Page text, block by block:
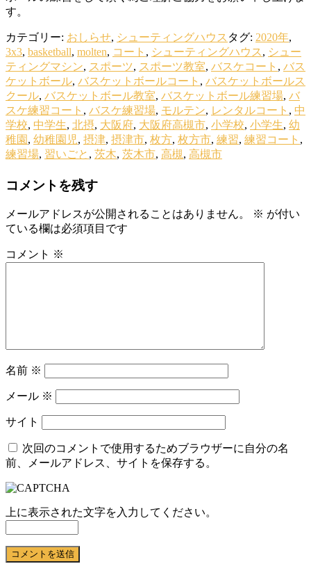
す。
カテゴリー: おしらせ, シューティングハウス タグ: 2020年,
3x3, basketball, molten, コート , シューティングハウス , シュー
ティングマシン, スポーツ, スポーツ教室, バスケコート , バス
ケットボール, バスケットボールコート , バスケットボールス
クール, バスケットボール教室, バスケットボール練習場, バ
スケ練習コート , バスケ練習場, モルテン, レンタルコート , 中
学校, 中学生, 北摂, 大阪府, 大阪府高槻市, 小学校, 小学生, 幼
稚園 , 幼稚園児, 摂津, 摂津市, 枚方, 枚方市, 練習, 練習コート ,
練習場, 習いごと , 茨木, 茨木市, 高槻, 高槻市
コメントを残す
メールアドレスが公開されることはありません。 ※ が付い
ている欄は必須項目です
コメント ※
名前 ※
メール ※
サイト
次回のコメントで使用するためブラウザーに自分の名
前、メールアドレス、サイトを保存する。
上に表示された文字を入力してください。